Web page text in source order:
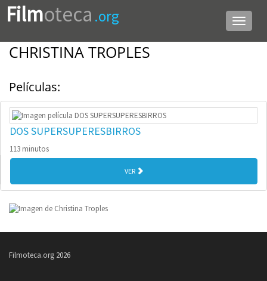
Menú
de
Filmoteca .org
CHRISTINA TROPLES
Películas:
DOS SUPERSUPERESBIRROS
113 minutos
VER
Filmoteca.org 2026